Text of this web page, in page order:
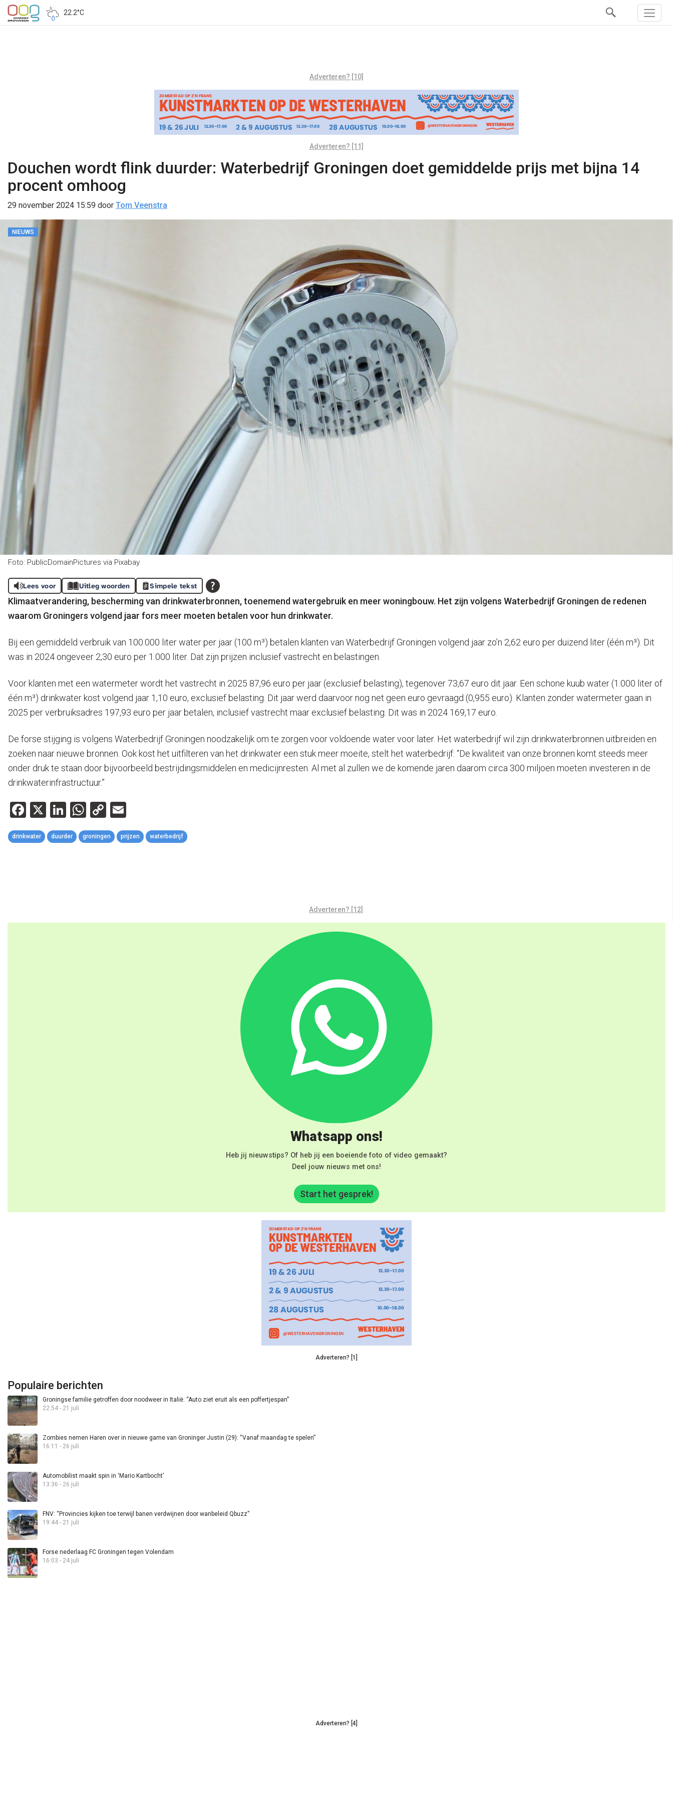
22.2°C
Adverteren? [10]
Adverteren? [11]
Douchen wordt flink duurder: Waterbedrijf Groningen doet gemiddelde prijs met bijna 14
procent omhoog
29 november 2024 15:59 door Tom Veenstra
NIEUWS
Foto: PublicDomainPictures via Pixabay
Lees voor Uitleg woorden Simpele tekst
Klimaatverandering, bescherming van drinkwaterbronnen, toenemend watergebruik en meer woningbouw. Het zijn volgens Waterbedrijf Groningen de redenen
waarom Groningers volgend jaar fors meer moeten betalen voor hun drinkwater.
Bij een gemiddeld verbruik van 100.000 liter water per jaar (100 m³) betalen klanten van Waterbedrijf Groningen volgend jaar zo’n 2,62 euro per duizend liter (één m³). Dit
was in 2024 ongeveer 2,30 euro per 1.000 liter. Dat zijn prijzen inclusief vastrecht en belastingen.
Voor klanten met een watermeter wordt het vastrecht in 2025 87,96 euro per jaar (exclusief belasting), tegenover 73,67 euro dit jaar. Een schone kuub water (1.000 liter of
één m³) drinkwater kost volgend jaar 1,10 euro, exclusief belasting. Dit jaar werd daarvoor nog net geen euro gevraagd (0,955 euro). Klanten zonder watermeter gaan in
2025 per verbruiksadres 197,93 euro per jaar betalen, inclusief vastrecht maar exclusief belasting. Dit was in 2024 169,17 euro.
De forse stijging is volgens Waterbedrijf Groningen noodzakelijk om te zorgen voor voldoende water voor later. Het waterbedrijf wil zijn drinkwaterbronnen uitbreiden en
zoeken naar nieuwe bronnen. Ook kost het uitfilteren van het drinkwater een stuk meer moeite, stelt het waterbedrijf: “De kwaliteit van onze bronnen komt steeds meer
onder druk te staan door bijvoorbeeld bestrijdingsmiddelen en medicijnresten. Al met al zullen we de komende jaren daarom circa 300 miljoen moeten investeren in de
drinkwaterinfrastructuur.”
Facebook
X LinkedIn
WhatsApp
Copy
Link
drinkwater duurder groningen prijzen waterbedrijf
Adverteren? [12]
Whatsapp ons!
Heb jij nieuwstips? Of heb jij een boeiende foto of video gemaakt?
Deel jouw nieuws met ons!
Start het gesprek!
Adverteren? [1]
Populaire berichten
Groningse familie getroffen door noodweer in Italië: “Auto ziet eruit als een poffertjespan”
22:54 - 21 juli
Zombies nemen Haren over in nieuwe game van Groninger Justin (29): “Vanaf maandag te spelen”
16:11 - 26 juli
Automobilist maakt spin in ‘Mario Kartbocht’
13:36 - 26 juli
FNV: “Provincies kijken toe terwijl banen verdwijnen door wanbeleid Qbuzz”
19:44 - 21 juli
Forse nederlaag FC Groningen tegen Volendam
16:03 - 24 juli
Adverteren? [4]